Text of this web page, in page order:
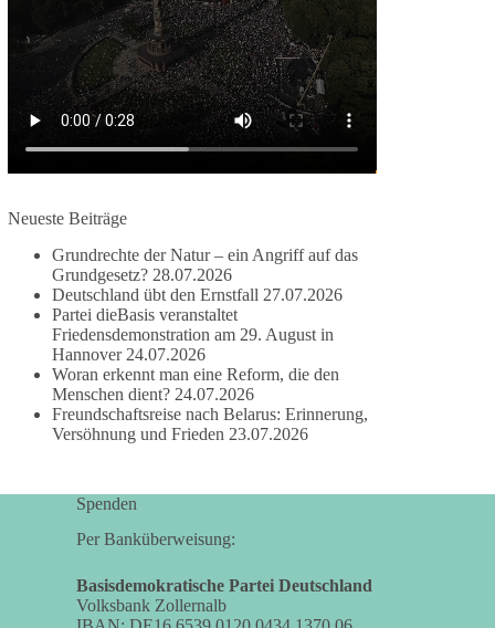
https://www.youtube.com/dieBasisSachsenAnhalt
🟩🟩🟦🟦🟥🟥🟧🟧
Like, teile und kommentiere unsere Beiträge,
damit noch mehr Menschen mitbekommen, wofür
wir stehen und warum es sich lohnt, dieBasis zu
Mehr Infos:https://diebasis-st.de/wahlprogramm/
#dieBasis #Landtagswahl #SachsenAnhalt
#DeineStimmezählt #jetztunterstützen
58 6 14 Auf Facebook ansehen
DieBasis
2 Tage(n) zuvor
🔎 Über 100-mal keine Antwort.
Anthony Fauci, Immunologe und Berater des
Anhörung des US-Senats auf mehr als 100
Fragen die Aussage verweigert. Die juristische
Neueste Beiträge
Grundrechte der Natur – ein Angriff auf das
Grundgesetz? 28.07.2026
Deutschland übt den Ernstfall 27.07.2026
Partei dieBasis veranstaltet
Friedensdemonstration am 29. August in
Hannover 24.07.2026
Woran erkennt man eine Reform, die den
Menschen dient? 24.07.2026
Freundschaftsreise nach Belarus: Erinnerung,
Versöhnung und Frieden 23.07.2026
Spenden
Per Banküberweisung:
Basisdemokratische Partei Deutschland
Volksbank Zollernalb